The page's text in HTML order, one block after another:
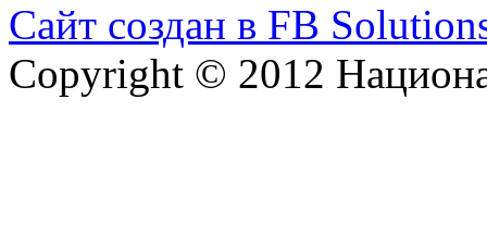
Сайт создан в FB
Copyright © 2012